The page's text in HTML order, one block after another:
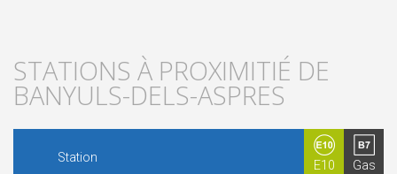
STATIONS À PROXIMITIÉ DE
BANYULS-DELS-ASPRES
Station
E10 Gas